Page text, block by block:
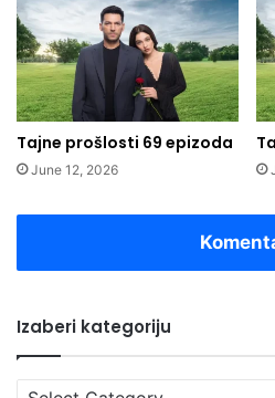
Tajne prošlosti 69 epizoda
June 12, 2026
Izaberi kategoriju
Izaberi